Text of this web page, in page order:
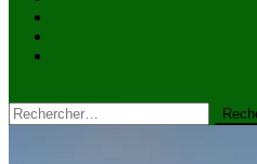
Rechercher :